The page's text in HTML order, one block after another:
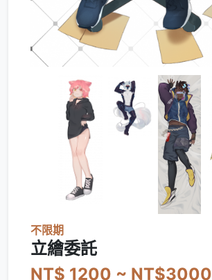
不限期
立繪委託
NT$ 1200 ~ NT$3000